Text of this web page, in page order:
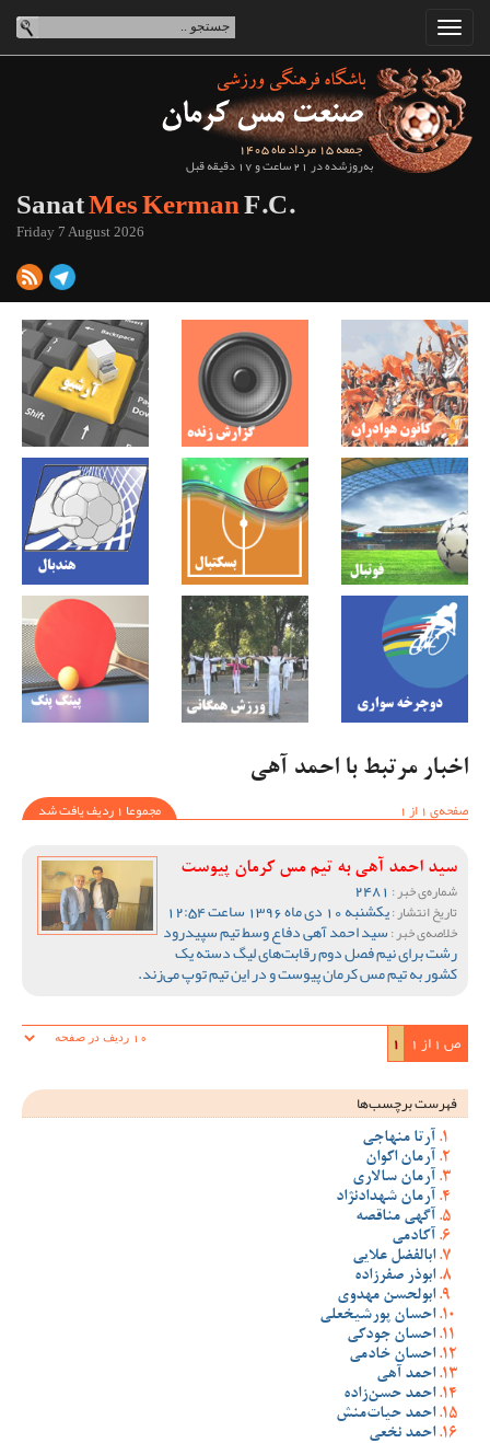
جمعه 15 مرداد ماه 1405
به‌روزشده در 21 ساعت و 17 دقیقه قبل
SanatMes KermanF.C.
Friday 7 August 2026
اخبار مرتبط با احمد آهی
صفحه‌ی 1 از 1
مجموعا 1 ردیف یافت شد
سید احمد آهی به تیم مس کرمان پیوست
شماره‌ی خبر :
تاریخ انتشار :یکشنبه 10 دی ماه 1396 ساعت 12:54
خلاصه‌ی خبر :سید احمد آهی دفاع وسط تیم سپیدرود
رشت برای نیم فصل دوم رقابت‌های لیگ دسته یک
کشور به تیم مس کرمان پیوست و در این تیم توپ می‌زند.
ص 1 از 1 1
فهرست برچسب‌ها
آرتا منهاجی
آرمان اکوان
آرمان سالاری
آرمان شهدادنژاد
آگهی مناقصه
آکادمی
ابالفضل علایی
ابوذر صفرزاده
ابولحسن مهدوی
احسان پورشیخعلی
احسان جودکی
احسان خادمی
احمد آهی
احمد حسن‌زاده
احمد حیات‌منش
احمد نخعی